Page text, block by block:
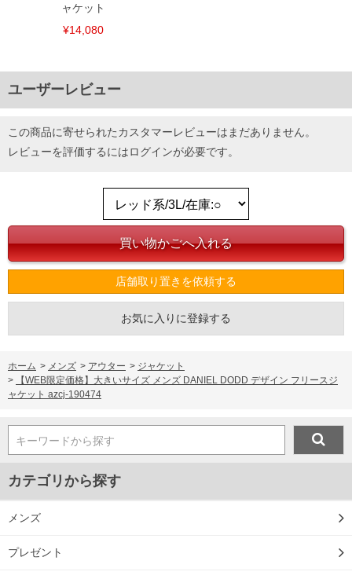
ャケット
¥14,080
ユーザーレビュー
この商品に寄せられたカスタマーレビューはまだありません。
レビューを評価するにはログインが必要です。
店舗取り置きを依頼する
お気に入りに登録する
ホーム > メンズ > アウター > ジャケット
>
【WEB限定価格】大きいサイズ メンズ DANIEL DODD デザイン フリースジ
ャケット azcj-190474
キーワードから探す
カテゴリから探す
メンズ
プレゼント